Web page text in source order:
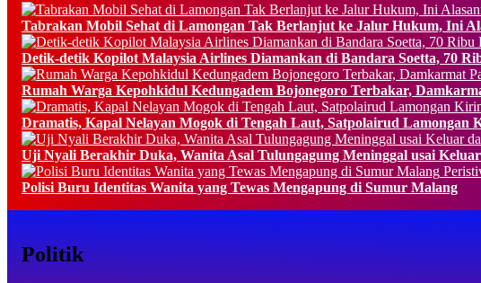
Tabrakan Mobil Sehat di Lamongan Tak Berlanjut ke Jalur Hukum, Ini
Detik-detik Kopilot Malaysia Airlines Diamankan di Bandara Soetta, 70
Rumah Warga Kepohkidul Kedungadem Bojonegoro Terbakar,
Dramatis, Kapal Nelayan Mogok di Tengah Laut, Satpolairud Lamongan
Uji Nyali Berakhir Duka, Wanita Asal Tulungagung Meninggal usai
Polisi Buru Identitas Wanita yang Tewas Mengapung di Sumur Malang
Politik